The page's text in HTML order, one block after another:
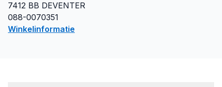
7412 BB DEVENTER
088-0070351
Winkelinformatie